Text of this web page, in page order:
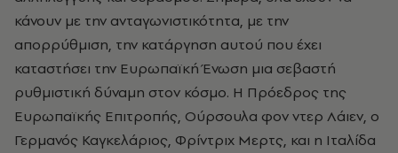
κάνουν με την ανταγωνιστικότητα, με την
απορρύθμιση, την κατάργηση αυτού που έχει
καταστήσει την Ευρωπαϊκή Ένωση μια σεβαστή
ρυθμιστική δύναμη στον κόσμο. Η Πρόεδρος της
Ευρωπαϊκής Επιτροπής, Ούρσουλα φον ντερ Λάιεν, ο
Γερμανός Καγκελάριος, Φρίντριχ Μερτς, και η Ιταλίδα